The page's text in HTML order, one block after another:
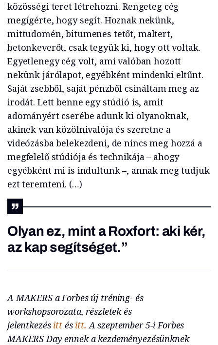
közösségi teret létrehozni. Rengeteg cég
megígérte, hogy segít. Hoznak nekünk,
mittudomén, bitumenes tetőt, maltert,
betonkeverőt, csak tegyük ki, hogy ott voltak.
Egyetlenegy cég volt, ami valóban hozott
nekünk járólapot, egyébként mindenki eltűnt.
Saját zsebből, saját pénzből csináltam meg az
irodát. Lett benne egy stúdió is, amit
adományért cserébe adunk ki olyanoknak,
akinek van közölnivalója és szeretne a
videózásba belekezdeni, de nincs meg hozzá a
megfelelő stúdiója és technikája – ahogy
egyébként mi is indultunk –, annak meg tudjuk
ezt teremteni. (…)
Olyan ez, mint a Roxfort: aki kér,
az kap segítséget.”
A MAKERS a Forbes új tréning- és
workshopsorozata, részletek és
jelentkezés ittés itt. A szeptember 5-i Forbes
MAKERS Day ennek a kezdeményezésünknek